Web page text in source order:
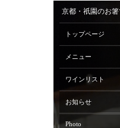
京都・祇園のお
トップページ
メニュー
ワインリスト
お知らせ
Photo